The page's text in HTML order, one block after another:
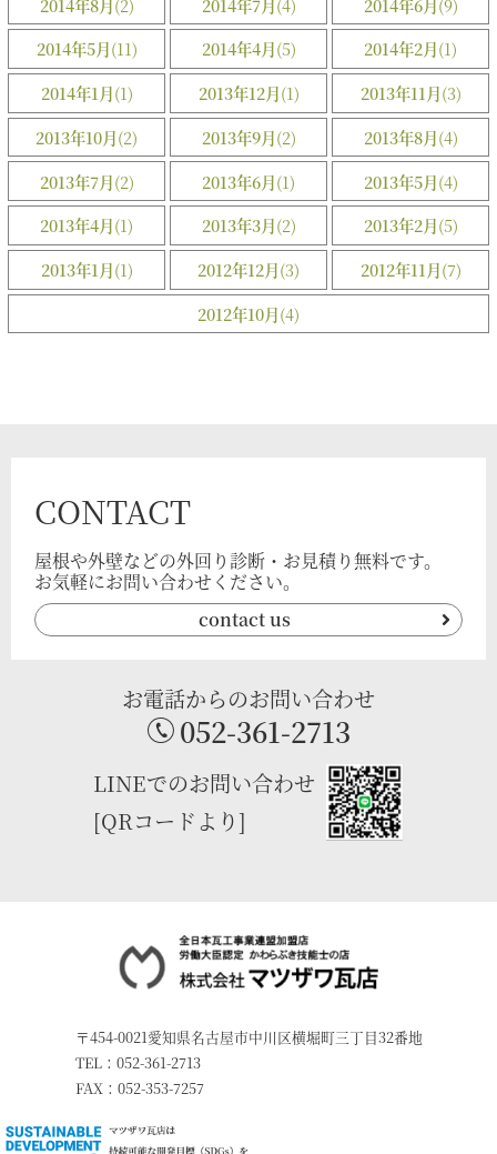
2014年5月(11) 2014年4月(5) 2014年2月(1)
2014年1月(1) 2013年12月(1) 2013年11月(3)
2013年10月(2) 2013年9月(2) 2013年8月(4)
2013年7月(2) 2013年6月(1) 2013年5月(4)
2013年4月(1) 2013年3月(2) 2013年2月(5)
2013年1月(1) 2012年12月(3) 2012年11月(7)
2012年10月(4)
CONTACT
屋根や外壁などの外回り診断・お見積り無料です。
お気軽にお問い合わせください。
contact us
お電話からのお問い合わせ
052-361-2713
LINEでのお問い合わせ
[QRコードより]
〒454-0021愛知県名古屋市中川区横堀町三丁目32番地
TEL：052-361-2713
FAX：052-353-7257